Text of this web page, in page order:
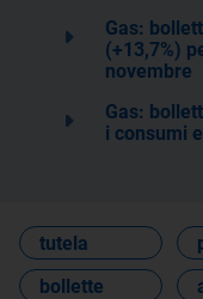
Gas:
(+13,7%)
novembre
Gas:
i consumi
tutela
bollette